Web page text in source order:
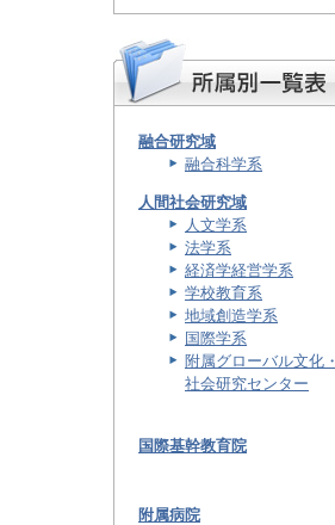
融合研究域
融合科学系
人間社会研究域
人文学系
法学系
経済学経営学系
学校教育系
地域創造学系
国際学系
附属グローバル文化・
社会研究センター
国際基幹教育院
附属病院